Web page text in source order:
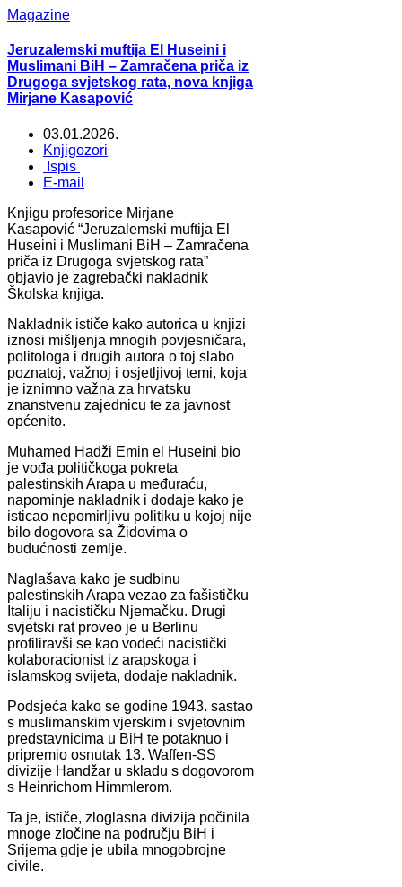
Magazine
Jeruzalemski muftija El Huseini i
Muslimani BiH – Zamračena priča iz
Drugoga svjetskog rata, nova knjiga
Mirjane Kasapović
03.01.2026.
Knjigozori
Ispis
E-mail
Knjigu profesorice Mirjane
Kasapović “Jeruzalemski muftija El
Huseini i Muslimani BiH – Zamračena
priča iz Drugoga svjetskog rata”
objavio je zagrebački nakladnik
Školska knjiga.
Nakladnik ističe kako autorica u knjizi
iznosi mišljenja mnogih povjesničara,
politologa i drugih autora o toj slabo
poznatoj, važnoj i osjetljivoj temi, koja
je iznimno važna za hrvatsku
znanstvenu zajednicu te za javnost
općenito.
Muhamed Hadži Emin el Huseini bio
je vođa političkoga pokreta
palestinskih Arapa u međuraću,
napominje nakladnik i dodaje kako je
isticao nepomirljivu politiku u kojoj nije
bilo dogovora sa Židovima o
budućnosti zemlje.
Naglašava kako je sudbinu
palestinskih Arapa vezao za fašističku
Italiju i nacističku Njemačku. Drugi
svjetski rat proveo je u Berlinu
profiliravši se kao vodeći nacistički
kolaboracionist iz arapskoga i
islamskog svijeta, dodaje nakladnik.
Podsjeća kako se godine 1943. sastao
s muslimanskim vjerskim i svjetovnim
predstavnicima u BiH te potaknuo i
pripremio osnutak 13. Waffen-SS
divizije Handžar u skladu s dogovorom
s Heinrichom Himmlerom.
Ta je, ističe, zloglasna divizija počinila
mnoge zločine na području BiH i
Srijema gdje je ubila mnogobrojne
civile.